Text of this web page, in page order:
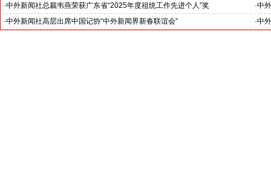
罗斯文化中心主任吴丹娜女士: “中俄关系稳如泰山坚如磐石”
·中外新闻社总裁韦燕荣获广东省“2025年度祖统工作先进个人”奖 ·中
·中外新闻社高层出席中国记协“中外新闻界新春联谊会” ·中